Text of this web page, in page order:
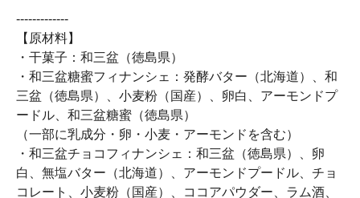
-------------
【原材料】
・干菓子：和三盆（徳島県）
・和三盆糖蜜フィナンシェ：発酵バター（北海道）、和
三盆（徳島県）、小麦粉（国産）、卵白、アーモンドプ
ードル、和三盆糖蜜（徳島県）
（一部に乳成分・卵・小麦・アーモンドを含む）
・和三盆チョコフィナンシェ：和三盆（徳島県）、卵
白、無塩バター（北海道）、アーモンドプードル、チョ
コレート、小麦粉（国産）、ココアパウダー、ラム酒、